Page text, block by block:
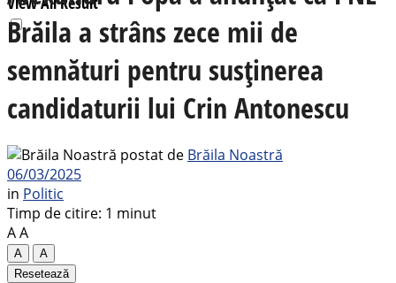
Brăila a strâns zece mii de
semnături pentru susținerea
candidaturii lui Crin Antonescu
postat de Brăila Noastră
06/03/2025
in Politic
Timp de citire: 1 minut
AA
A
A
Resetează